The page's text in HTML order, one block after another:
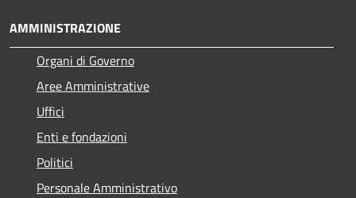
AMMINISTRAZIONE
Organi di Governo
Aree Amministrative
Uffici
Enti e fondazioni
Politici
Personale Amministrativo